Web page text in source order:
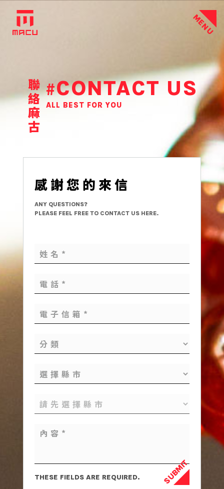
MENU
聯絡麻古#CONTACT US
ALL BEST FOR YOU
感謝您的來信
ANY QUESTIONS?
PLEASE FEEL FREE TO CONTACT US HERE.
THESE FIELDS ARE REQUIRED. SUBMIT
網站隱私權聲明